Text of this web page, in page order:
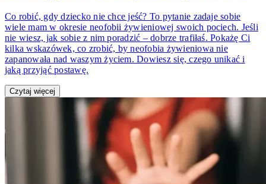
Co robić, gdy dziecko nie chce jeść? To pytanie zadaje sobie
wiele mam w okresie neofobii żywieniowej swoich pociech. Jeśli
nie wiesz, jak sobie z nim poradzić – dobrze trafiłaś. Pokażę Ci
kilka wskazówek, co zrobić, by neofobia żywieniowa nie
zapanowała nad waszym życiem. Dowiesz się, czego unikać i
jaką przyjąć postawę.
Czytaj więcej